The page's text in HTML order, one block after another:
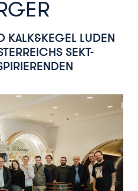
KALK&KEGEL LUDEN
SEKT-